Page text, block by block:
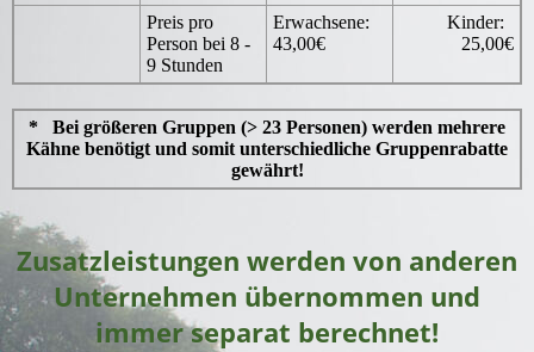
Preis pro
Person bei 8 -
9 Stunden
Erwachsene:
43,00€
Kinder:
25,00€
* Bei größeren Gruppen (> 23 Personen) werden mehrere
Kähne benötigt und somit unterschiedliche Gruppenrabatte
gewährt!
Zusatzleistungen werden von anderen
Unternehmen übernommen und
immer separat berechnet!